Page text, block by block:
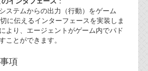
ステムからの出力（行動）をゲーム
に伝えるインターフェースを実装しま
より、エージェントがゲーム内でパド
ことができます。
項